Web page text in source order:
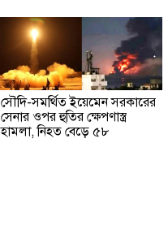
সৌদি-সমর্থিত ইয়েমেন সরকারের
সেনার ওপর হুতির ক্ষেপণাস্ত্র
হামলা, নিহত বেড়ে ৫৮